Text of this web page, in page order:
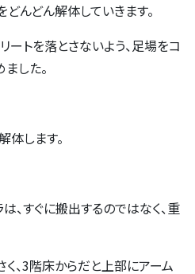
んどん解体していきます。
ートを落とさないよう、足場をコ
した。
体します。
、すぐに搬出するのではなく、重
、3階床からだと上部にアーム